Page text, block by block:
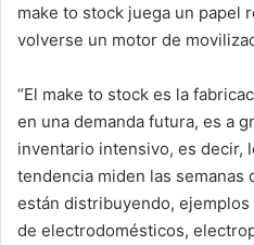
make to stock juega un papel
volverse un motor de
“El make to stock es la
en una demanda futura, es a
inventario intensivo, es decir,
tendencia miden las semanas
están distribuyendo,
de electrodomésticos,